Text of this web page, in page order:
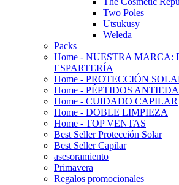
Two Poles
Utsukusy
Weleda
Packs
Home - NUESTRA MARCA:
ESPARTERÍA
Home - PROTECCIÓN
Home - PÉPTIDOS
Home - CUIDADO CAPILAR
Home - DOBLE LIMPIEZA
Home - TOP VENTAS
Best Seller Protección Solar
Best Seller Capilar
asesoramiento
Primavera
Regalos promocionales